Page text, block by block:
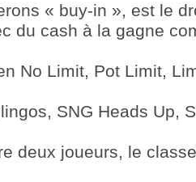
« buy-in », est le
du cash à la gagne
No Limit, Pot Limit,
SNG Heads Up,
deux joueurs, le